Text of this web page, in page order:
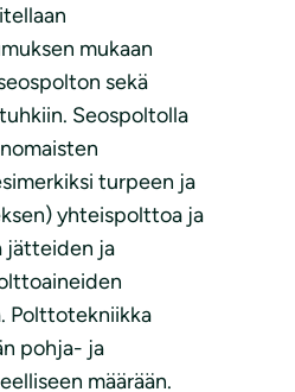
mukaan
sekä
Seospoltolla
turpeen ja
yhteispolttoa ja
jätteiden ja
Polttotekniikka
pohja- ja
määrään.